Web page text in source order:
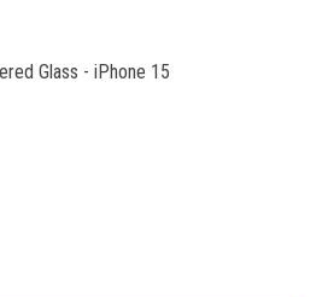
Glass - iPhone 15
is